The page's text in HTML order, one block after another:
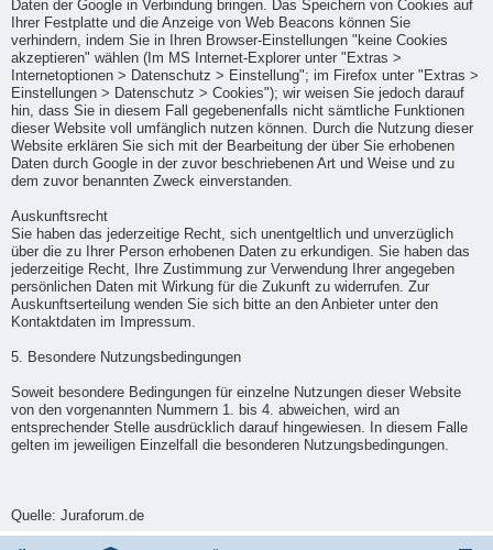
Daten der Google in Verbindung bringen. Das Speichern von Cookies auf
Ihrer Festplatte und die Anzeige von Web Beacons können Sie
verhindern, indem Sie in Ihren Browser-Einstellungen "keine Cookies
akzeptieren" wählen (Im MS Internet-Explorer unter "Extras >
Internetoptionen > Datenschutz > Einstellung"; im Firefox unter "Extras >
Einstellungen > Datenschutz > Cookies"); wir weisen Sie jedoch darauf
hin, dass Sie in diesem Fall gegebenenfalls nicht sämtliche Funktionen
dieser Website voll umfänglich nutzen können. Durch die Nutzung dieser
Website erklären Sie sich mit der Bearbeitung der über Sie erhobenen
Daten durch Google in der zuvor beschriebenen Art und Weise und zu
dem zuvor benannten Zweck einverstanden.
Auskunftsrecht
Sie haben das jederzeitige Recht, sich unentgeltlich und unverzüglich
über die zu Ihrer Person erhobenen Daten zu erkundigen. Sie haben das
jederzeitige Recht, Ihre Zustimmung zur Verwendung Ihrer angegeben
persönlichen Daten mit Wirkung für die Zukunft zu widerrufen. Zur
Auskunftserteilung wenden Sie sich bitte an den Anbieter unter den
Kontaktdaten im Impressum.
5. Besondere Nutzungsbedingungen
Soweit besondere Bedingungen für einzelne Nutzungen dieser Website
von den vorgenannten Nummern 1. bis 4. abweichen, wird an
entsprechender Stelle ausdrücklich darauf hingewiesen. In diesem Falle
gelten im jeweiligen Einzelfall die besonderen Nutzungsbedingungen.
Quelle: Juraforum.de